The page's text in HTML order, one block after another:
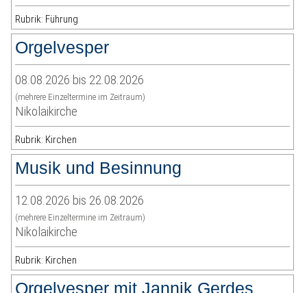
Rubrik: Führung
Orgelvesper
08.08.2026 bis 22.08.2026
(mehrere Einzeltermine im Zeitraum)
Nikolaikirche
Rubrik: Kirchen
Musik und Besinnung
12.08.2026 bis 26.08.2026
(mehrere Einzeltermine im Zeitraum)
Nikolaikirche
Rubrik: Kirchen
Orgelvesper mit Jannik Gerdes